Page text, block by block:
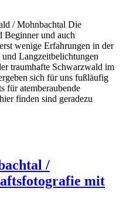
/ Mohnbachtal Die
Beginner und auch
wenige Erfahrungen in der
Langzeitbelichtungen
traumhafte Schwarzwald im
sich für uns fußläufig
für atemberaubende
finden sind geradezu
/
mit